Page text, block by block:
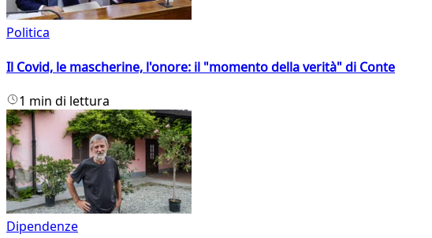
Politica
Il Covid, le mascherine, l'onore: il "momento della verità" di Conte
1 min di lettura
Dipendenze